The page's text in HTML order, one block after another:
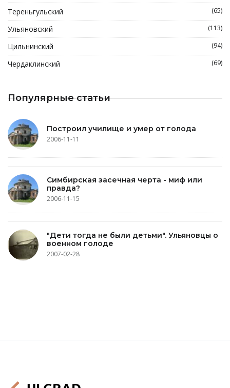
Тереньгульский (65)
Ульяновский (113)
Цильнинский (94)
Чердаклинский (69)
Популярные статьи
Построил училище и умер от голода
2006-11-11
Симбирская засечная черта - миф или
правда?
2006-11-15
"Дети тогда не были детьми". Ульяновцы о
военном голоде
2007-02-28